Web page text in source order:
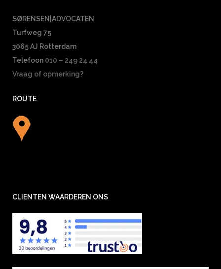
SØRENSEN|ADVOCATEN
Turfweg 75
3065 AJ Rotterdam
Telefoon 010 – 249 24 44
Vraag of opmerking?
ROUTE
CLIENTEN WAARDEREN ONS